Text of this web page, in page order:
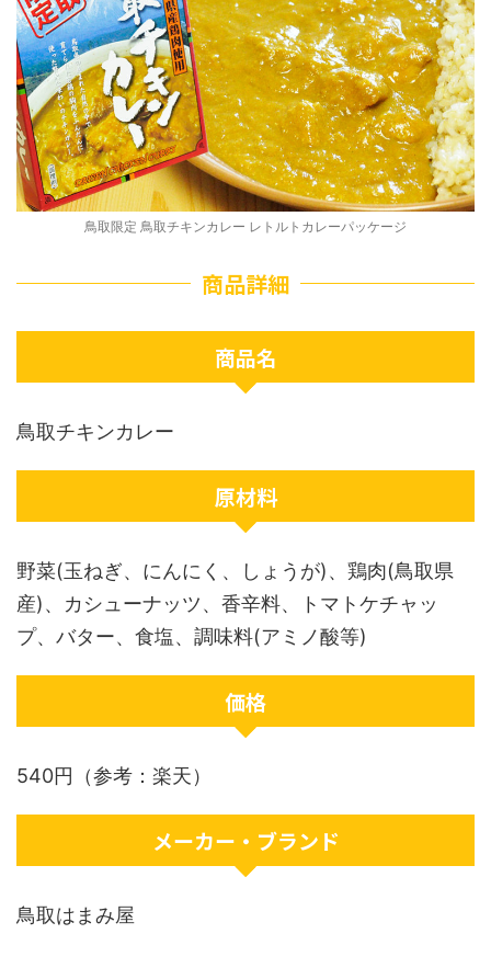
鳥取限定 鳥取チキンカレー レトルトカレーパッケージ
商品詳細
商品名
鳥取チキンカレー
原材料
野菜(玉ねぎ、にんにく、しょうが)、鶏肉(鳥取県
産)、カシューナッツ、香辛料、トマトケチャッ
プ、バター、食塩、調味料(アミノ酸等)
価格
540円（参考：楽天）
メーカー・ブランド
鳥取はまみ屋